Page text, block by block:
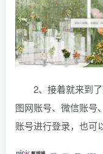
2、接着就来到
图网账号、微信账号
账号进行登录，也可